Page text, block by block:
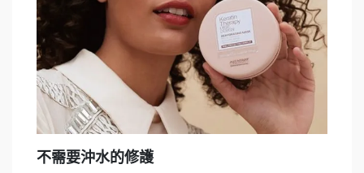
不需要沖水的修護